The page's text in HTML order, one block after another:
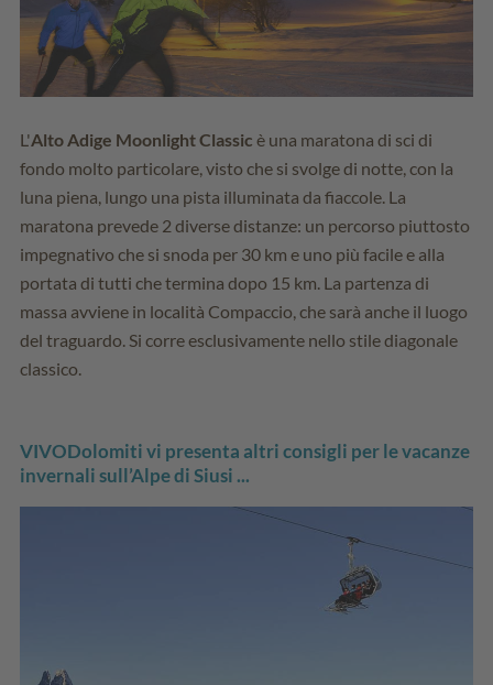
L'Alto Adige Moonlight Classic è una maratona di sci di
fondo molto particolare, visto che si svolge di notte, con la
luna piena, lungo una pista illuminata da fiaccole. La
maratona prevede 2 diverse distanze: un percorso piuttosto
impegnativo che si snoda per 30 km e uno più facile e alla
portata di tutti che termina dopo 15 km. La partenza di
massa avviene in località Compaccio, che sarà anche il luogo
del traguardo. Si corre esclusivamente nello stile diagonale
classico.
VIVODolomiti vi presenta altri consigli per le vacanze
invernali sull’Alpe di Siusi ...